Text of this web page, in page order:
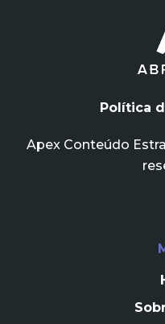
Política
Apex Conteúdo